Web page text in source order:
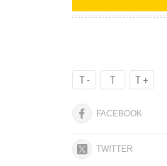
T - T T +
FACEBOOK
TWITTER